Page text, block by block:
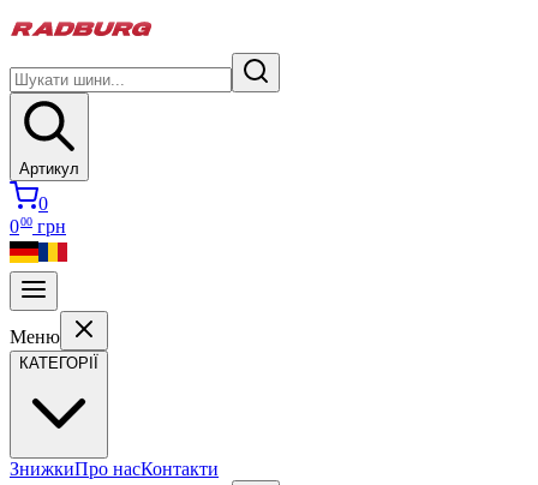
Артикул
0
000 грн
Меню
КАТЕГОРІЇ
ЗнижкиПро насКонтакти